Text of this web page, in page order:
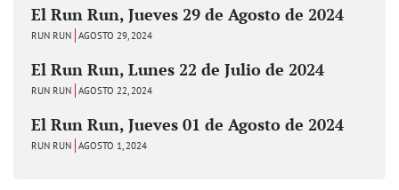
El Run Run, Jueves 29 de Agosto de 2024
RUN RUN AGOSTO 29, 2024
El Run Run, Lunes 22 de Julio de 2024
RUN RUN AGOSTO 22, 2024
El Run Run, Jueves 01 de Agosto de 2024
RUN RUN AGOSTO 1, 2024